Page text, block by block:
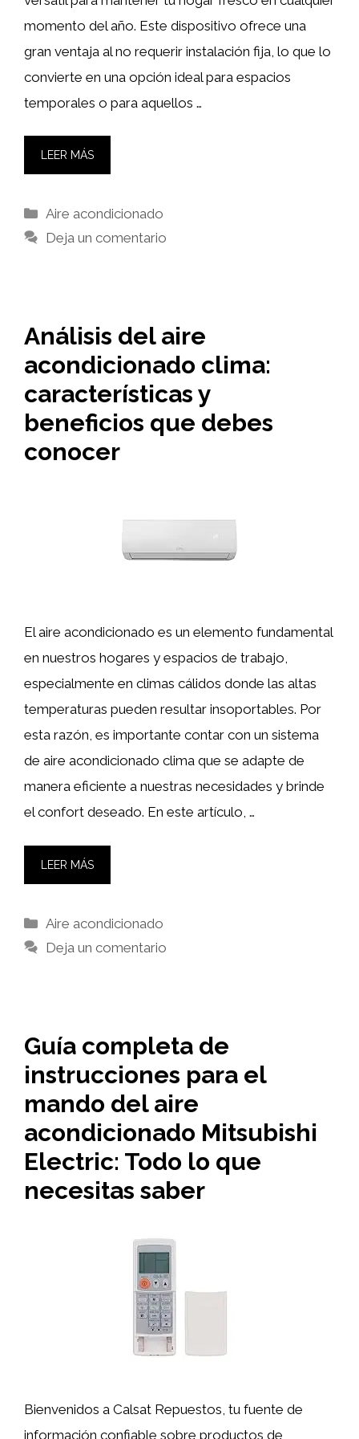
momento del año. Este dispositivo ofrece una
gran ventaja al no requerir instalación fija, lo que lo
convierte en una opción ideal para espacios
temporales o para aquellos …
LEER MÁS
Categorías
Aire acondicionado
Deja un comentario
Análisis del aire
acondicionado clima:
características y
beneficios que debes
conocer
El aire acondicionado es un elemento fundamental
en nuestros hogares y espacios de trabajo,
especialmente en climas cálidos donde las altas
temperaturas pueden resultar insoportables. Por
esta razón, es importante contar con un sistema
de aire acondicionado clima que se adapte de
manera eficiente a nuestras necesidades y brinde
el confort deseado. En este artículo, …
LEER MÁS
Categorías
Aire acondicionado
Deja un comentario
Guía completa de
instrucciones para el
mando del aire
acondicionado Mitsubishi
Electric: Todo lo que
necesitas saber
Bienvenidos a Calsat Repuestos, tu fuente de
información confiable sobre productos de